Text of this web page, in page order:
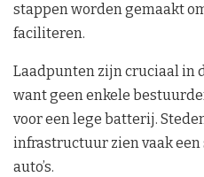
stappen worden gemaakt
faciliteren.
Laadpunten zijn cruciaal in
want geen enkele
voor een lege batterij.
infrastructuur zien vaak
auto’s.